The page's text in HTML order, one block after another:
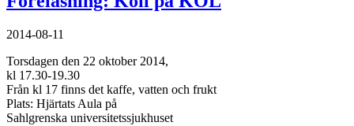
2014-08-11
Torsdagen den 22 oktober 2014,
kl 17.30-19.30
Från kl 17 finns det kaffe, vatten och frukt
Plats: Hjärtats Aula på
Sahlgrenska universitetssjukhuset